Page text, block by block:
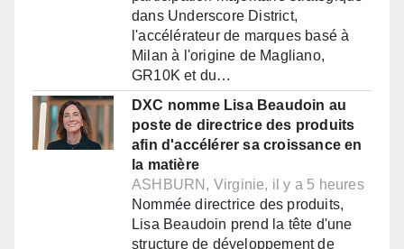
dans Underscore District,
l'accélérateur de marques basé à
Milan à l'origine de Magliano,
GR10K et du…
DXC nomme Lisa Beaudoin au
poste de directrice des produits
afin d'accélérer sa croissance en
la matière
ASHBURN, Virginie, il y a 5 heures
Nommée directrice des produits,
Lisa Beaudoin prend la tête d'une
structure de développement de